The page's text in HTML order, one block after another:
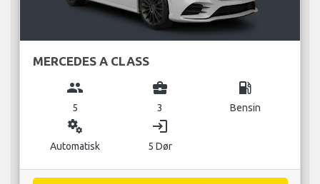
MERCEDES A CLASS
group
5
business_center
3
local_gas_station
Bensin
miscellaneous_services
Automatisk
login
5 Dør